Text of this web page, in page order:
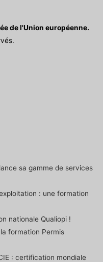
de l'Union européenne.
sa gamme de services
: une formation
nationale Qualiopi !
formation Permis
: certification mondiale